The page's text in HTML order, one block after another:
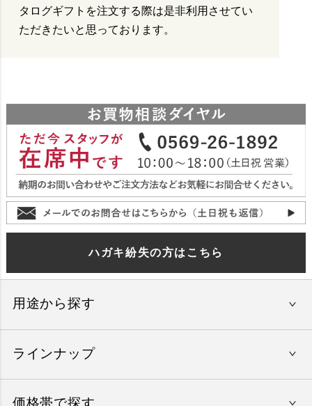
タログギフトを注文する際は是非利用させてい
ただきたいと思っております。
ハガキ紛失の方はこちら
用途から探す
還暦祝い
ラインナップ
価格帯で探す